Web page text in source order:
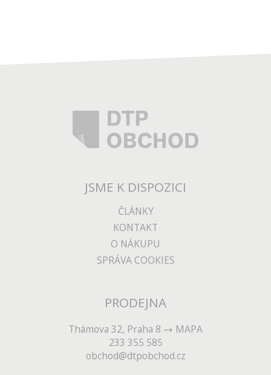
JSME K DISPOZICI
ČLÁNKY
KONTAKT
O NÁKUPU
SPRÁVA COOKIES
PRODEJNA
Thámova 32, Praha 8
MAPA
233 355 585
obchod@dtpobchod.cz